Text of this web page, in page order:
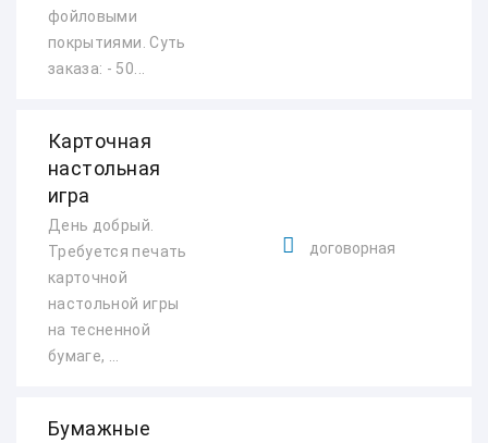
фойловыми
покрытиями. Суть
заказа: - 50...
Карточная
настольная
игра
День добрый.
Требуется печать
карточной
настольной игры
на тесненной
бумаге, ...
договорная
Бумажные